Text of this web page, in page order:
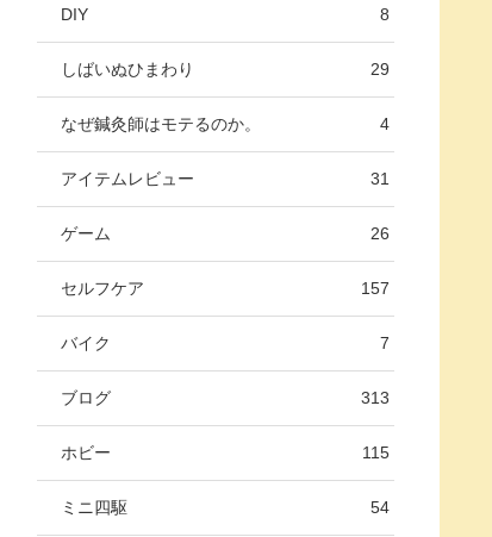
DIY 8
しばいぬひまわり 29
なぜ鍼灸師はモテるのか。 4
アイテムレビュー 31
ゲーム 26
セルフケア 157
バイク 7
ブログ 313
ホビー 115
ミニ四駆 54